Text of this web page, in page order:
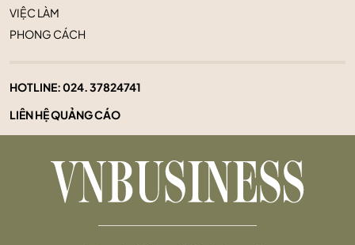
VIỆC LÀM
PHONG CÁCH
HOTLINE:024. 37824741
LIÊN HỆ QUẢNG CÁO